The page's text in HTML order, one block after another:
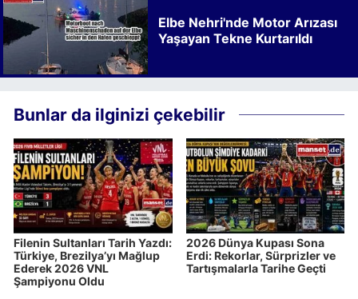
Elbe Nehri'nde Motor Arızası
Yaşayan Tekne Kurtarıldı
Bunlar da ilginizi çekebilir
Filenin Sultanları Tarih Yazdı:
Türkiye, Brezilya’yı Mağlup
Ederek 2026 VNL
Şampiyonu Oldu
2026 Dünya Kupası Sona
Erdi: Rekorlar, Sürprizler ve
Tartışmalarla Tarihe Geçti